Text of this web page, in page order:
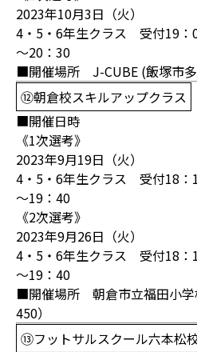
2023年10月3日（火）
4・5・6年生クラス 受付19
～20：30
■開催場所 J-CUBE (飯塚市
⑫朝倉校スキルアップクラス
■開催日時
《1次選考》
2023年9月19日（火）
4・5・6年生クラス 受付18
～19：40
《2次選考》
2023年9月26日（火）
4・5・6年生クラス 受付18
～19：40
■開催場所 朝倉市立福田小学
450）
⑬フットサルスクール六本松